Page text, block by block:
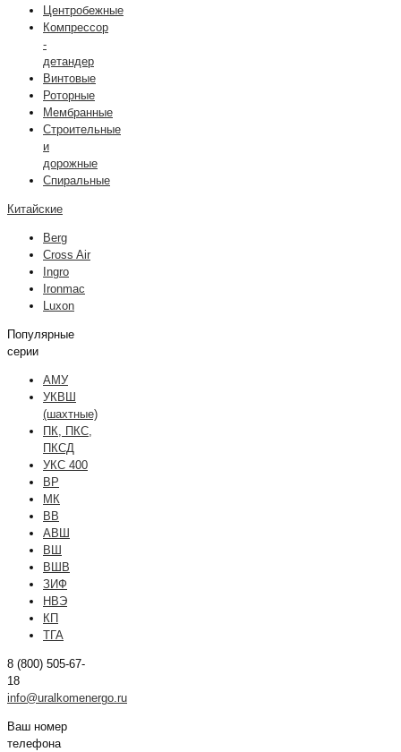
Центробежные
Компрессор
-
детандер
Винтовые
Роторные
Мембранные
Строительные
и
дорожные
Спиральные
Китайские
Berg
Cross Air
Ingro
Ironmac
Luxon
Популярные
серии
АМУ
УКВШ
(шахтные)
ПК, ПКС,
ПКСД
УКС 400
ВР
МК
ВВ
АВШ
ВШ
ВШВ
ЗИФ
НВЭ
КП
ТГА
8 (800) 505-67-
18
info@uralkomenergo.ru
Ваш номер
телефона